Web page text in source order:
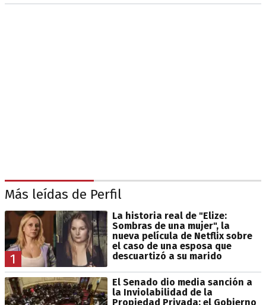
Más leídas de Perfil
1
La historia real de "Elize:
Sombras de una mujer", la
nueva película de Netflix sobre
el caso de una esposa que
descuartizó a su marido
El Senado dio media sanción a
la Inviolabilidad de la
Propiedad Privada: el Gobierno